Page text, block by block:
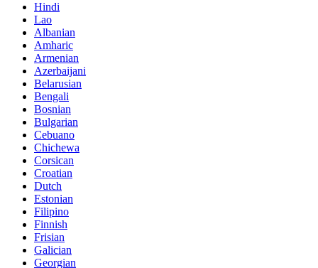
Hindi
Lao
Albanian
Amharic
Armenian
Azerbaijani
Belarusian
Bengali
Bosnian
Bulgarian
Cebuano
Chichewa
Corsican
Croatian
Dutch
Estonian
Filipino
Finnish
Frisian
Galician
Georgian